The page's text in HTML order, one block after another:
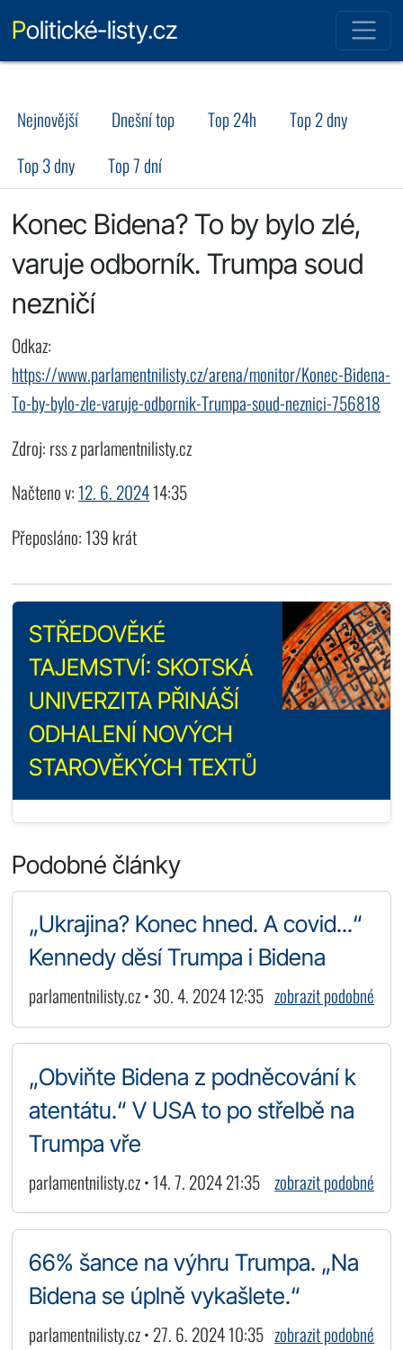
Politické-listy.cz
Nejnovější Dnešní top Top 24h
Top 2 dny
Top 3 dny
Top 7 dní
Konec Bidena? To by bylo zlé,
varuje odborník. Trumpa soud
nezničí
Odkaz:
https://www.parlamentnilisty.cz/arena/monitor/Konec-Bidena-
To-by-bylo-zle-varuje-odbornik-Trumpa-soud-neznici-756818
Zdroj: rss z parlamentnilisty.cz
Načteno v:12. 6. 202414:35
Přeposláno: 139 krát
STŘEDOVĚKÉ
TAJEMSTVÍ: SKOTSKÁ
UNIVERZITA PŘINÁŠÍ
ODHALENÍ NOVÝCH
STAROVĚKÝCH TEXTŮ
Podobné články
„Ukrajina? Konec hned. A covid...“
Kennedy děsí Trumpa i Bidena
parlamentnilisty.cz • 30. 4. 2024 12:35 zobrazit podobné
„Obviňte Bidena z podněcování k
atentátu.“ V USA to po střelbě na
Trumpa vře
parlamentnilisty.cz • 14. 7. 2024 21:35 zobrazit podobné
66% šance na výhru Trumpa. „Na
Bidena se úplně vykašlete.“
parlamentnilisty.cz • 27. 6. 2024 10:35 zobrazit podobné